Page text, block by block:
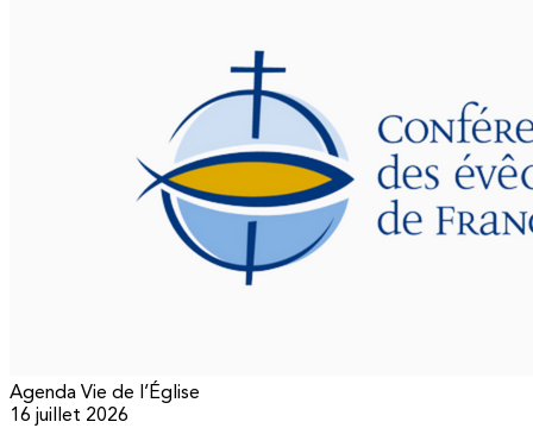
Agenda Vie de l’Église
16 juillet 2026